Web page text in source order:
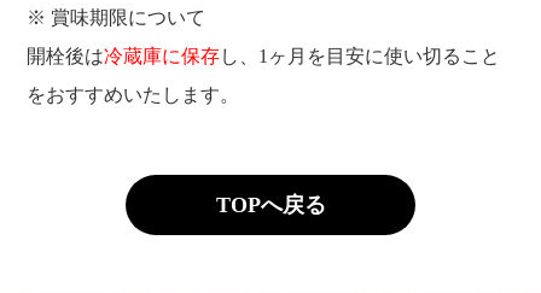
※ 賞味期限について
開栓後は冷蔵庫に保存し、1ヶ月を目安に使い切ること
をおすすめいたします。
TOPへ戻る